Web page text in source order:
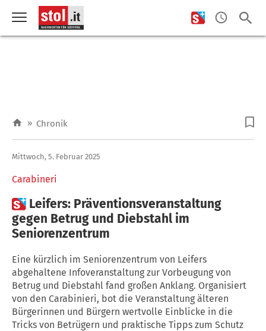
» Chronik
Carabineri
Mittwoch, 5. Februar 2025
 Leifers: Präventionsveranstaltung
gegen Betrug und Diebstahl im
Seniorenzentrum
Eine kürzlich im Seniorenzentrum von Leifers
abgehaltene Infoveranstaltung zur Vorbeugung von
Betrug und Diebstahl fand großen Anklang. Organisiert
von den Carabinieri, bot die Veranstaltung älteren
Bürgerinnen und Bürgern wertvolle Einblicke in die
Tricks von Betrügern und praktische Tipps zum Schutz